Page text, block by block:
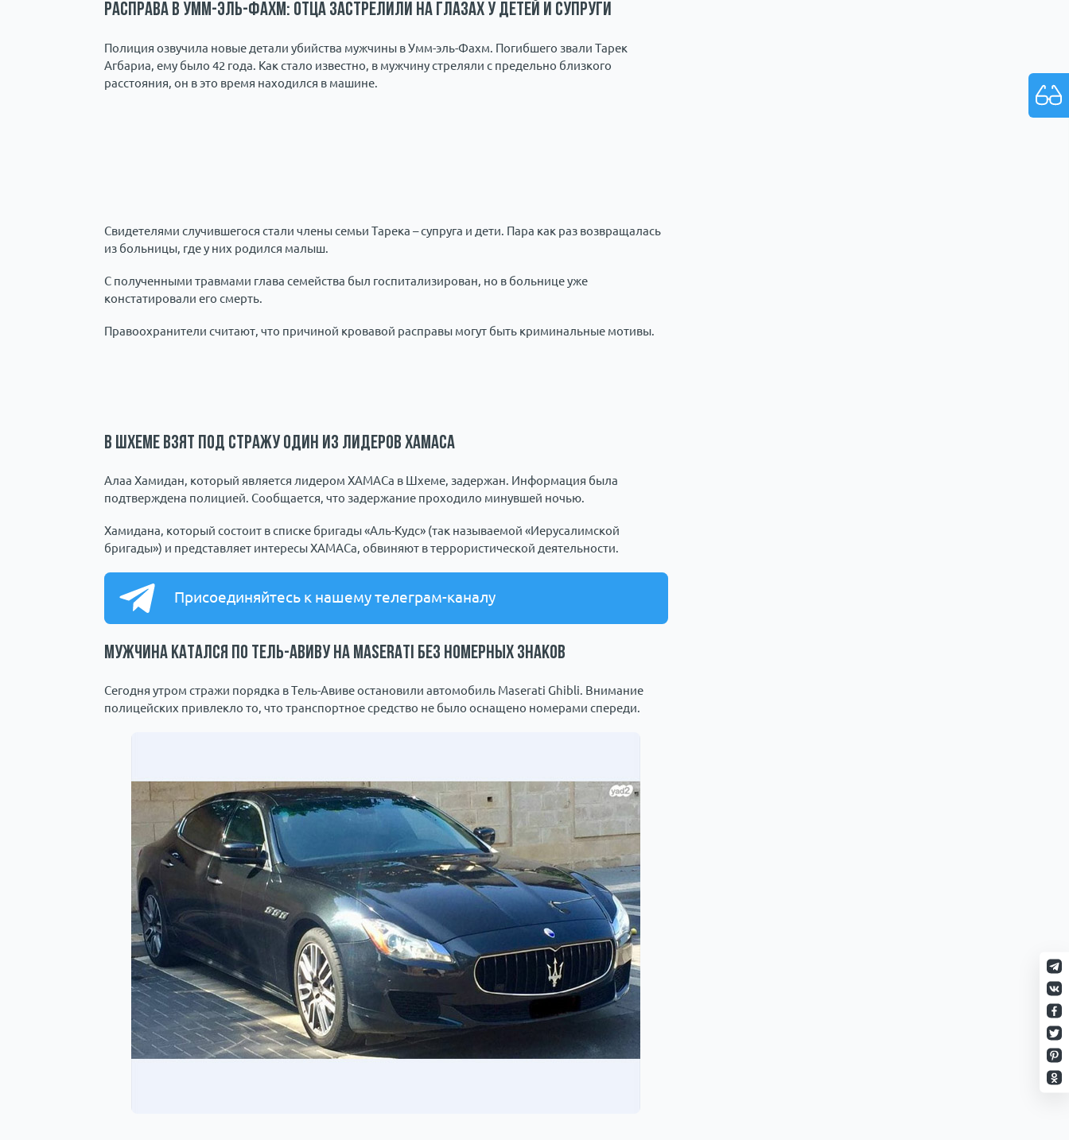
Расправа в Умм-эль-Фахм: отца застрелили на глазах у детей и супруги
Полиция озвучила новые детали убийства мужчины в Умм-эль-Фахм. Погибшего звали Тарек
Агбариа, ему было 42 года. Как стало известно, в мужчину стреляли с предельно близкого
расстояния, он в это время находился в машине.
Свидетелями случившегося стали члены семьи Тарека – супруга и дети. Пара как раз возвращалась
из больницы, где у них родился малыш.
С полученными травмами глава семейства был госпитализирован, но в больнице уже
констатировали его смерть.
Правоохранители считают, что причиной кровавой расправы могут быть криминальные мотивы.
В Шхеме взят под стражу один из лидеров ХАМАСа
Алаа Хамидан, который является лидером ХАМАСа в Шхеме, задержан. Информация была
подтверждена полицией. Сообщается, что задержание проходило минувшей ночью.
Хамидана, который состоит в списке бригады «Аль-Кудс» (так называемой «Иерусалимской
бригады») и представляет интересы ХАМАСа, обвиняют в террористической деятельности.
Присоединяйтесь к нашему телеграм-каналу
Мужчина катался по Тель-Авиву на Maserati без номерных знаков
Сегодня утром стражи порядка в Тель-Авиве остановили автомобиль Maserati Ghibli. Внимание
полицейских привлекло то, что транспортное средство не было оснащено номерами спереди.